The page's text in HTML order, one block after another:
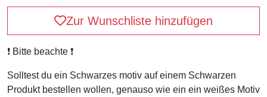
Zur Wunschliste hinzufügen
❗️ Bitte beachte ❗️
Solltest du ein Schwarzes motiv auf einem Schwarzen
Produkt bestellen wollen, genauso wie ein ein weißes Motiv